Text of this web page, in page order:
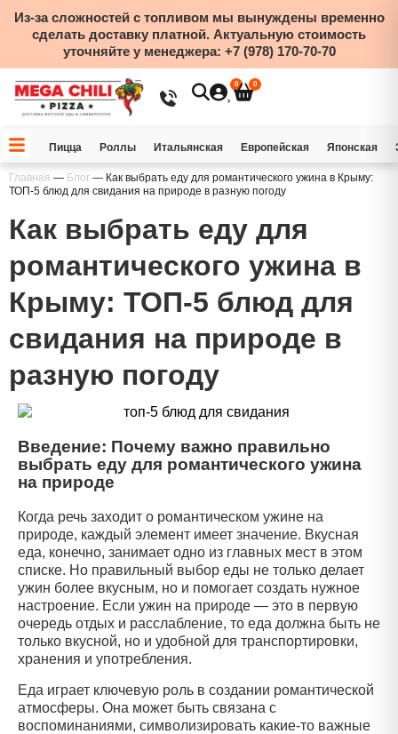
Из-за сложностей с топливом мы вынуждены временно
сделать доставку платной. Актуальную стоимость
уточняйте у менеджера: +7 (978) 170-70-70
0 0
Пицца Роллы Итальянская Европейская Японская
Главная — Блог — Как выбрать еду для романтического ужина в Крыму:
ТОП-5 блюд для свидания на природе в разную погоду
Как выбрать еду для
романтического ужина в
Крыму: ТОП-5 блюд для
свидания на природе в
разную погоду
Введение: Почему важно правильно
выбрать еду для романтического ужина
на природе
Когда речь заходит о романтическом ужине на
природе, каждый элемент имеет значение. Вкусная
еда, конечно, занимает одно из главных мест в этом
списке. Но правильный выбор еды не только делает
ужин более вкусным, но и помогает создать нужное
настроение. Если ужин на природе — это в первую
очередь отдых и расслабление, то еда должна быть не
только вкусной, но и удобной для транспортировки,
хранения и употребления.
Еда играет ключевую роль в создании романтической
атмосферы. Она может быть связана с
воспоминаниями, символизировать какие-то важные